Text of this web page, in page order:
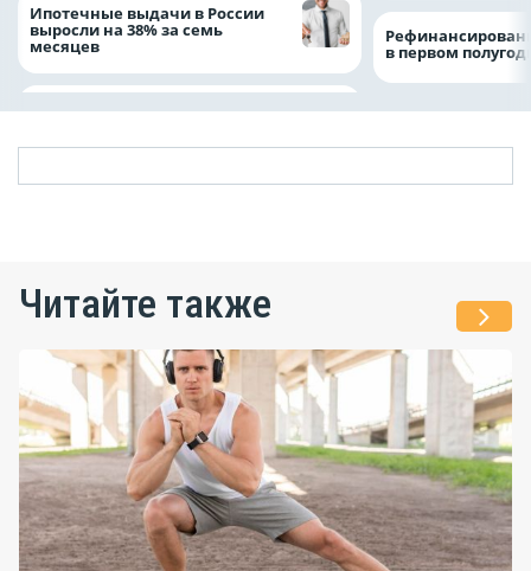
Ипотечные выдачи в России
выросли на 38% за семь
месяцев в первом
Читайте также